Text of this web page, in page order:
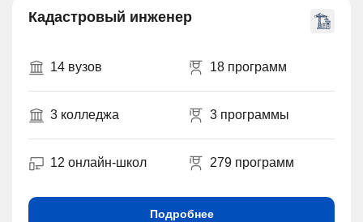
Кадастровый инженер
14 вузов 18 программ
3 колледжа 3 программы
12 онлайн-школ 279 программ
Подробнее